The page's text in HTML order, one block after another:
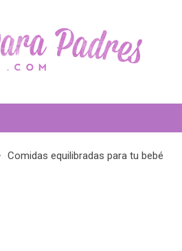
Comidas equilibradas para tu bebé